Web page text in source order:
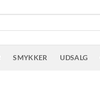
SMYKKER UDSALG